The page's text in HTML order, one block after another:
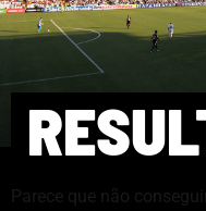
Parece que não